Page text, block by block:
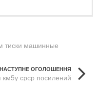
тиски машинные
НАСТУПНЕ ОГОЛОШЕННЯ
срср посилений